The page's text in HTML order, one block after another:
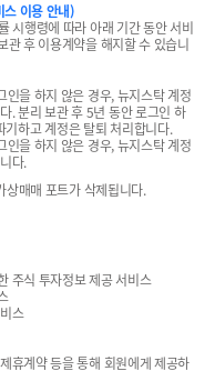
이용 안내)
시행령에 따라 아래 기간 동안 서비
관 후 이용계약을 해지할 수 있습니
을 하지 않은 경우, 뉴지스탁 계정
. 분리 보관 후 5년 동안 로그인 하
하고 계정은 탈퇴 처리합니다.
을 하지 않은 경우, 뉴지스탁 계정
다.
매매 포트가 삭제됩니다.
주식 투자정보 제공 서비스
스
휴계약 등을 통해 회원에게 제공하